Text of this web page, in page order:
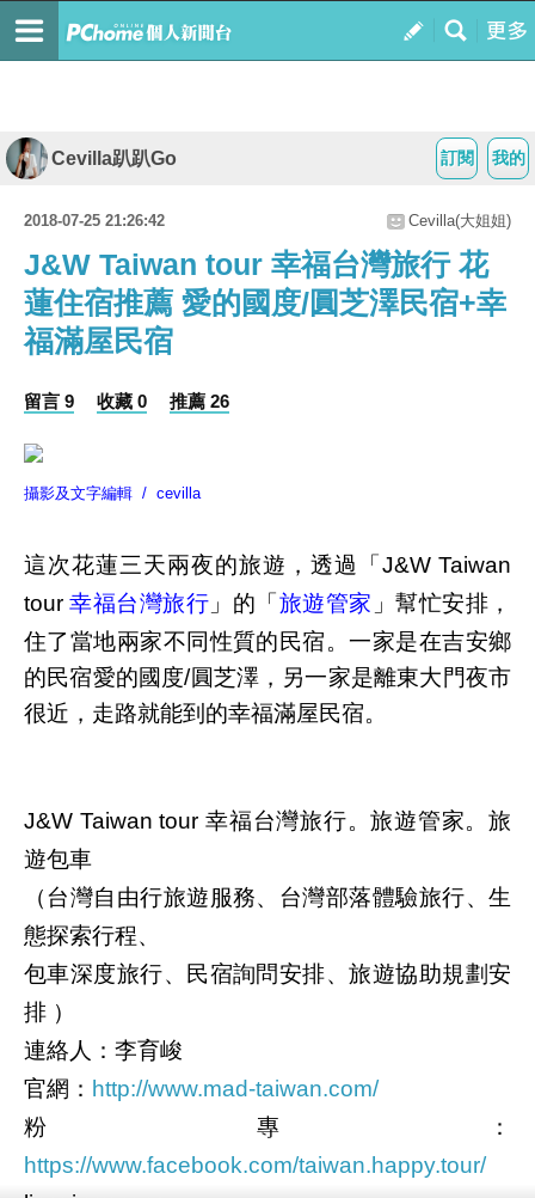
我的
訂閱
Cevilla趴趴Go
2018-07-25 21:26:42 Cevilla(大姐姐)
J&W Taiwan tour 幸福台灣旅行 花
蓮住宿推薦 愛的國度/圓芝澤民宿+幸
福滿屋民宿
留言 9 收藏 0 推薦 26
攝影及文字編輯 / cevilla
這次花蓮三天兩夜的旅遊，透過 「 J&W Taiwan
tour幸福台灣旅行 」 的 「 旅遊管家 」幫忙安排，
住了當地兩家不同性質的民宿。一家是在吉安鄉
的民宿愛的國度/圓芝澤，另一家是離東大門夜市
很近，走路就能到的幸福滿屋民宿。
J&W Taiwan tour 幸福台灣旅行。旅遊管家。 旅
遊包車
（台灣自由行旅遊服務、台灣部落體驗旅行、生
態探索行程、
包車深度旅行、民宿詢問安排、旅遊協助規劃安
排 ）
連絡人： 李育峻
官網： http://www.mad-taiwan.com/
粉專：
https://www.facebook.com/taiwan.happy.tour/